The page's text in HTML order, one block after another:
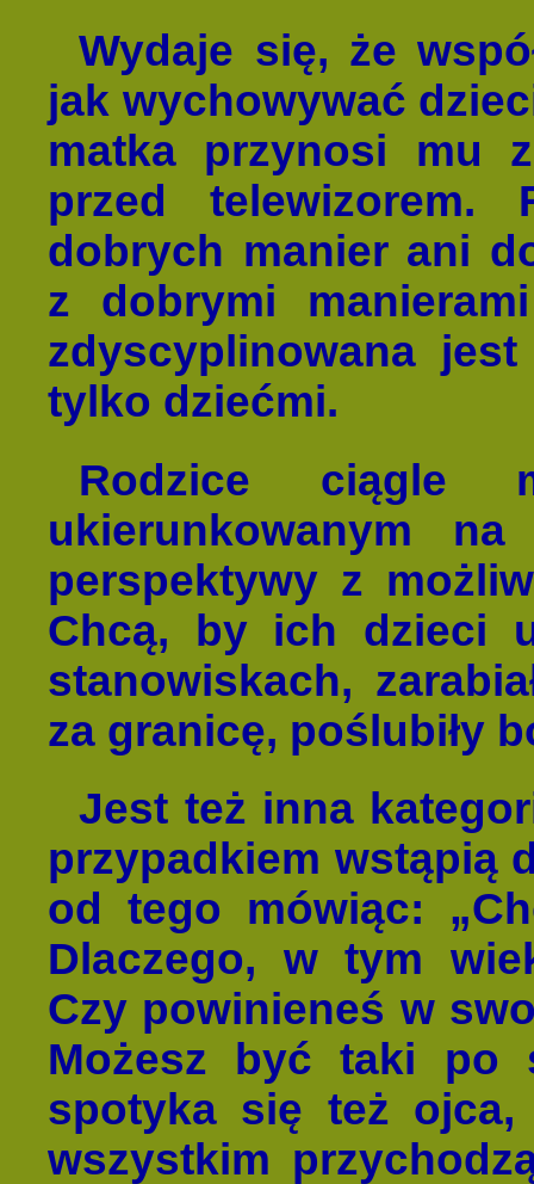
Wydaje się, że
jak wychowywać
matka przynosi mu
przed
dobrych manier ani
z dobrymi
zdyscyplinowana
tylko dziećmi.
Rodzice ciągle
ukierunkowanym
perspektywy z
Chcą, by ich dzieci
stanowiskach,
za granicę, poślubiły
Jest też inna
przypadkiem wstąpią
od tego mówiąc:
Dlaczego, w tym
Czy powinieneś w
Możesz być taki po
spotyka się też
wszystkim